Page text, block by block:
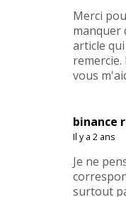
Merci
manquer
article
vous
binance
Il y a 2 ans
Je ne
surtout